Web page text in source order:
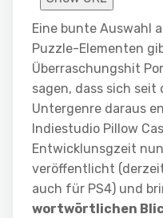
Eine bunte Auswahl
Puzzle-Elementen
Überraschungshit
sagen, dass sich seit
Untergenre daraus
Indiestudio Pillow
Entwicklunsgzeit
veröffentlicht
auch für PS4) und
wortwörtlichen